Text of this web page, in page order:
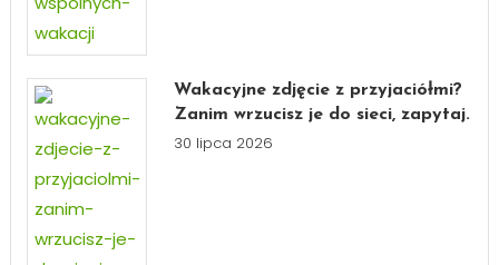
Wakacyjne zdjęcie z przyjaciółmi?
Zanim wrzucisz je do sieci, zapytaj.
30 lipca 2026